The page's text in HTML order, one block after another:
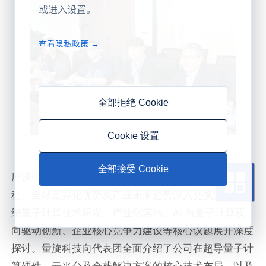
座谈中，双方就中国量子信息产业的政策导向、发展历
程、全球差异化优势及产业未来趋势深入交换意见，围
绕量子计算技术研发、产业化落地、
向驱动创新、企业核心竞争力建设等核心议题展开深度
探讨。量旋科技向代表团全面介绍了公司在超导量子计
或进入设置。
查看隐私政策 →
全部拒绝 Cookie
Cookie 设置
全部接受 Cookie